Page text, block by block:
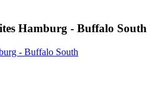
Hamburg - Buffalo South
- Buffalo South